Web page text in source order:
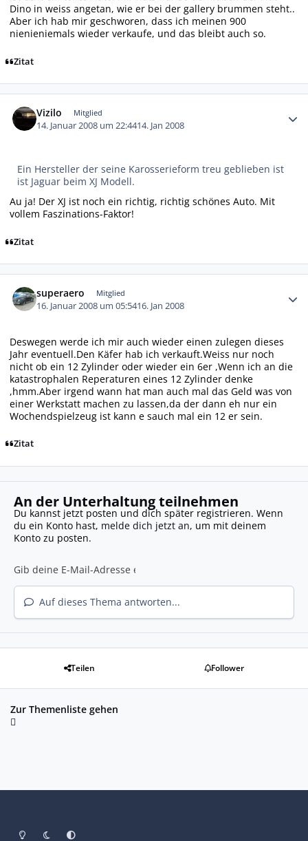
Dino in weiss angetan, wie er bei der gallery brummen steht..
Aber ich hab mir geschworen, dass ich meinen 900
nienieniemals wieder verkaufe, und das bleibt auch so.
Zitat
Vizilo Mitglied
14. Januar 2008 um 22:4414. Jan 2008
Ein Hersteller der seine Karosserieform treu geblieben ist
ist Jaguar beim XJ Modell.
Au ja! Der XJ ist noch ein richtig, richtig schönes Auto. Mit
vollem Faszinations-Faktor!
Zitat
superaero Mitglied
16. Januar 2008 um 05:5416. Jan 2008
Deswegen werde ich mir auch wieder einen zulegen dieses
Jahr eventuell.Den Käfer hab ich verkauft.Weiss nur noch
nicht ob ein 12 Zylinder oder wieder ein 6er ,Wenn ich an die
katastrophalen Reperaturen eines 12 Zylinder denke
,hmm.Aber irgend wann hat man auch mal das Geld was von
einer Werkstatt machen zu lassen,da der dann eh nur ein
Wochendspielzeug ist kann e sauch mal ein 12 er sein.
Zitat
An der Unterhaltung teilnehmen
Du kannst jetzt posten und dich später registrieren. Wenn
du ein Konto hast, melde dich jetzt an, um mit deinem
Konto zu posten.
Auf dieses Thema antworten...
Teilen Follower
Zur Themenliste gehen
Heller ModusDunkler Modus
Systemeinstellung